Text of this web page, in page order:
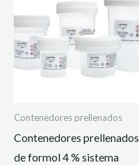
Contenedores prellenados
Contenedores prellenados
de formol 4 % sistema